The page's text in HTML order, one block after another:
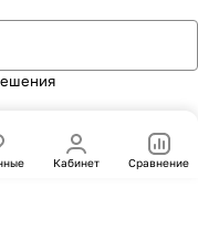
Кабинет Сравнение